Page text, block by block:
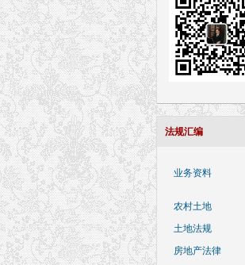
法规汇编
业务资料
农村土地
土地法规
房地产法律